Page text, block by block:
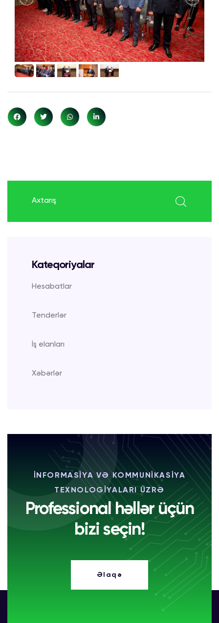
Kateqoriyalar
Hesabatlar
Tenderlər
İş elanları
Xəbərlər
İNFORMASİYA VƏ KOMMUNİKASİYA
TEXNOLOGİYALARI ÜZRƏ
Professional həllər üçün
bizi seçin!
Əlaqə